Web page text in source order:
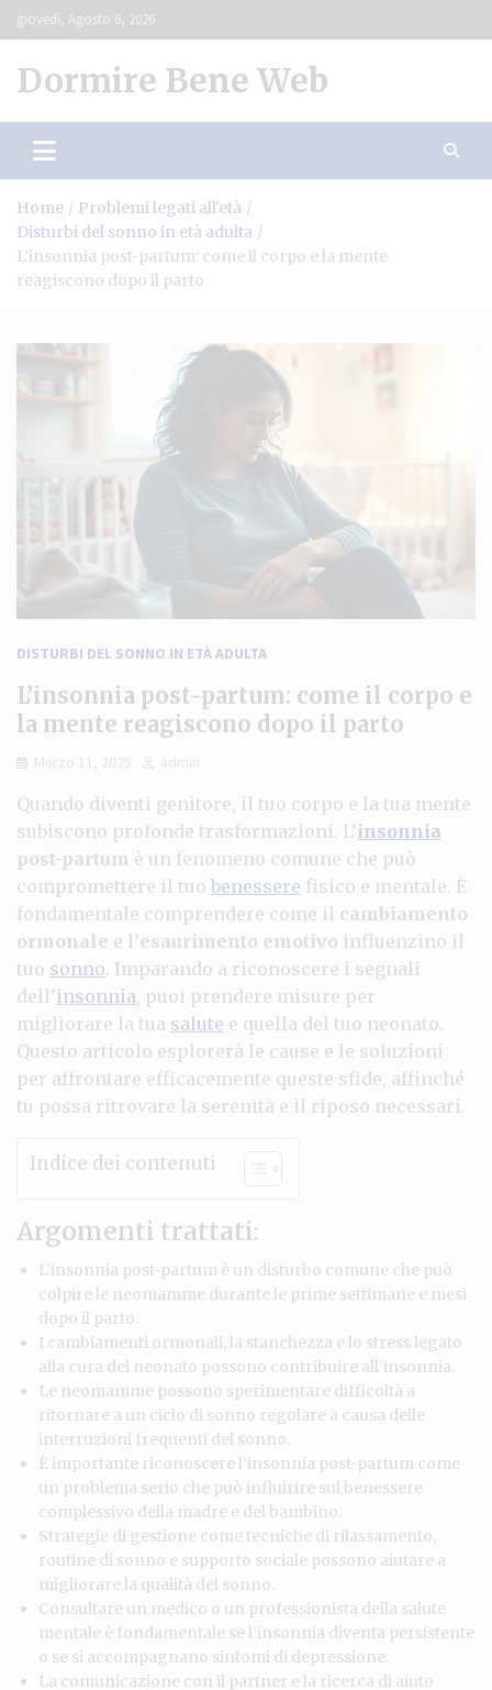
to
giovedì, Agosto 6, 2026
Dormire Bene Web
Home
Problemi legati all'età
Disturbi del sonno in età adulta
L’insonnia post-partum: come il corpo e la mente
reagiscono dopo il parto
DISTURBI DEL SONNO IN ETÀ ADULTA
L’insonnia post-partum: come il corpo e
la mente reagiscono dopo il parto
Marzo 11, 2025 admin
Quando diventi genitore, il tuo corpo e la tua mente
subiscono profonde trasformazioni. L’insonnia
post-partum è un fenomeno comune che può
compromettere il tuo benessere fisico e mentale. È
fondamentale comprendere come il cambiamento
ormonale e l’esaurimento emotivo influenzino il
tuo sonno. Imparando a riconoscere i segnali
dell’insonnia, puoi prendere misure per
migliorare la tua salute e quella del tuo neonato.
Questo articolo esplorerà le cause e le soluzioni
per affrontare efficacemente queste sfide, affinché
tu possa ritrovare la serenità e il riposo necessari.
Indice dei contenuti
Argomenti trattati:
L’insonnia post-partum è un disturbo comune che può
colpire le neomamme durante le prime settimane e mesi
dopo il parto.
I cambiamenti ormonali, la stanchezza e lo stress legato
alla cura del neonato possono contribuire all’insonnia.
Le neomamme possono sperimentare difficoltà a
ritornare a un ciclo di sonno regolare a causa delle
interruzioni frequenti del sonno.
È importante riconoscere l’insonnia post-partum come
un problema serio che può influirire sul benessere
complessivo della madre e del bambino.
Strategie di gestione come tecniche di rilassamento,
routine di sonno e supporto sociale possono aiutare a
migliorare la qualità del sonno.
Consultare un medico o un professionista della salute
mentale è fondamentale se l’insonnia diventa persistente
o se si accompagnano sintomi di depressione.
La comunicazione con il partner e la ricerca di aiuto